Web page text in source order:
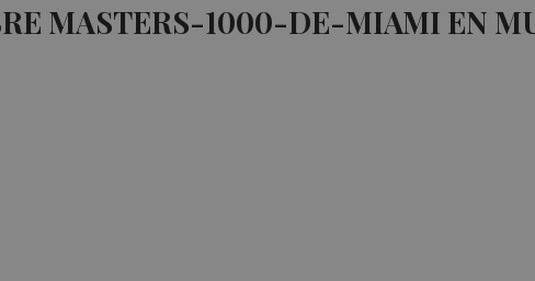
MASTERS-1000-DE-MIAMI EN